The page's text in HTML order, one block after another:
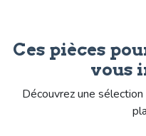
Ces pièces
vous
Découvrez une